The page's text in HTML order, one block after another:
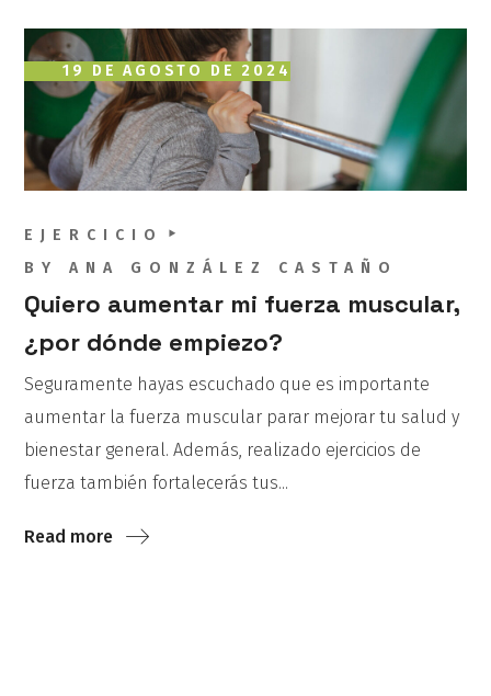
19 DE AGOSTO DE 2024
EJERCICIO
BYANA GONZÁLEZ CASTAÑO
Quiero aumentar mi fuerza muscular,
¿por dónde empiezo?
Seguramente hayas escuchado que es importante
aumentar la fuerza muscular parar mejorar tu salud y
bienestar general. Además, realizado ejercicios de
fuerza también fortalecerás tus...
Read more